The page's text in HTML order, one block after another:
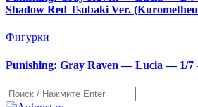
Shadow Red Tsubaki Ver.
Фигурки
Punishing: Gray Raven — Lucia — 1/7